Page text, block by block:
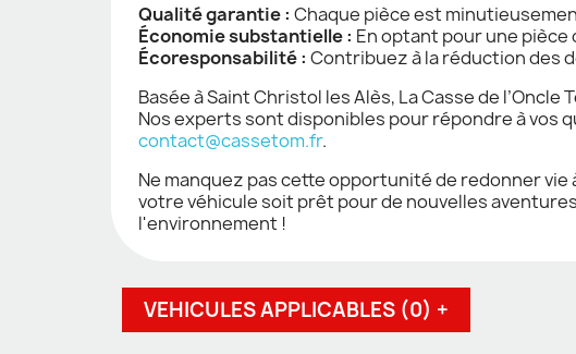
Qualité garantie : Chaque pièce est
Économie substantielle : En optant pour une
Écoresponsabilité : Contribuez à la réduction des
Basée à Saint Christol les Alès, La Casse de
Nos experts sont disponibles pour répondre à vos
contact@cassetom.fr.
Ne manquez pas cette opportunité de redonner
votre véhicule soit prêt pour de nouvelles
l'environnement !
VEHICULES APPLICABLES (0) +